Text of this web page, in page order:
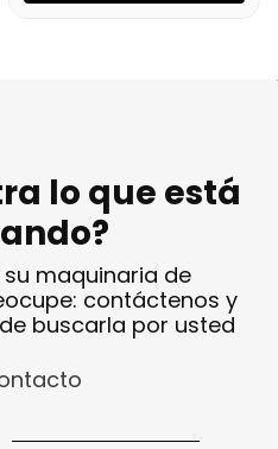
lo que está
maquinaria de
contáctenos y
buscarla por usted